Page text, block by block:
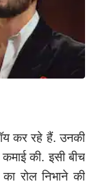
कर रहे हैं. उनकी
की. इसी बीच
रोल निभाने की